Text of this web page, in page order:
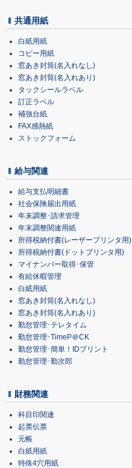
共通用紙
白紙用紙
コピー用紙
窓あき封筒(名入れなし)
窓あき封筒(名入れあり)
タックシールラベル
訂正ラベル
補強台紙
FAX感熱紙
ストックフォーム
給与関連
給与支払明細書
社会保険届出用紙
年末調整･請求管理
年末調整関連用紙
所得税納付書(レーザープリンタ用)
所得税納付書(ドットプリンタ用)
マイナンバー取得･保管
有給休暇管理
白紙用紙
窓あき封筒(名入れなし)
窓あき封筒(名入れあり)
勤怠管理･テレタイム
勤怠管理･TimeP＠CK
勤怠管理･簡単！IDプリント
勤怠管理･勤次郎
財務関連
科目印関連
起票伝票
元帳
白紙用紙
特殊4穴用紙